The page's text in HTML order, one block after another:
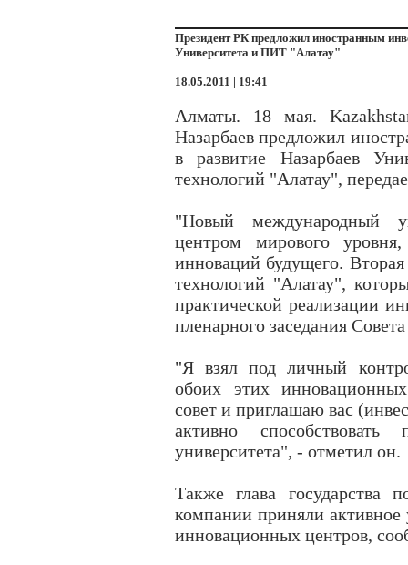
Президент РК предложил иностранным
Университета и ПИТ "Алатау"
18.05.2011 | 19:41
Алматы. 18 мая.
Назарбаев предложил
в развитие Назарбаев
технологий "Алатау",
"Новый международный
центром мирового
инноваций будущего.
технологий "Алатау",
практической реализации
пленарного заседания
"Я взял под личный
обоих этих
совет и приглашаю вас
активно
университета", - отметил он.
Также глава государства
компании приняли активное
инновационных центров,